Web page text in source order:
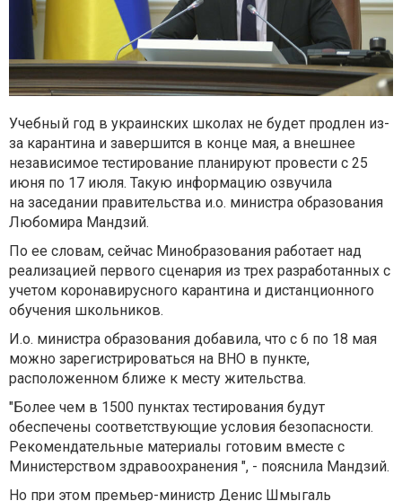
Учебный год в украинских школах не будет продлен из-
за карантина и завершится в конце мая, а внешнее
независимое тестирование планируют провести с 25
июня по 17 июля. Такую информацию озвучила
на заседании правительства и.о. министра образования
Любомира Мандзий.
По ее словам, сейчас Минобразования работает над
реализацией первого сценария из трех разработанных с
учетом коронавирусного карантина и дистанционного
обучения школьников.
И.о. министра образования добавила, что с 6 по 18 мая
можно зарегистрироваться на ВНО в пункте,
расположенном ближе к месту жительства.
"Более чем в 1500 пунктах тестирования будут
обеспечены соответствующие условия безопасности.
Рекомендательные материалы готовим вместе с
Министерством здравоохранения ", - пояснила Мандзий.
Но при этом премьер-министр Денис Шмыгаль